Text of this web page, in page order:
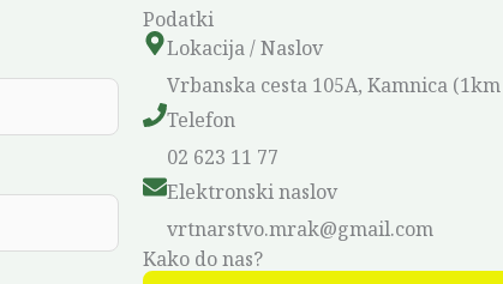
Podatki
Lokacija / Naslov
Vrbanska cesta 105A, Kamnica
Telefon
02 623 11 77
Elektronski naslov
vrtnarstvo.mrak@gmail.com
Kako do nas?